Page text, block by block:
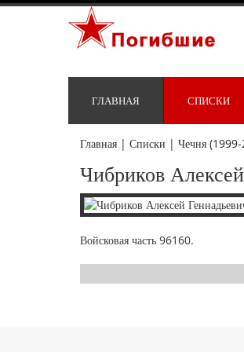
ГЛАВНАЯ СПИСКИ
Главная | Списки | Чечня
Чибриков
Войсковая часть 96160.